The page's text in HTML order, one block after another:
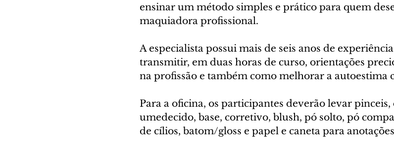
ensinar um método simples e prático para quem
maquiadora profissional.
A especialista possui mais de seis anos de
transmitir, em duas horas de curso, orientações
na profissão e também como melhorar a autoestima
Para a oficina, os participantes deverão levar pinceis,
umedecido, base, corretivo, blush, pó solto, pó
de cílios, batom/gloss e papel e caneta para